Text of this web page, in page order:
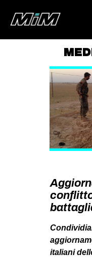
italiani